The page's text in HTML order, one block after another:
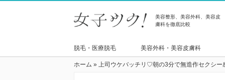
美容整形、美容外科、美容皮
膚科を徹底比較
脱毛・医療脱毛 美容外科・美容皮膚科
ホーム » 上司ウケバッチリ♡朝の3分で無造作セクシー